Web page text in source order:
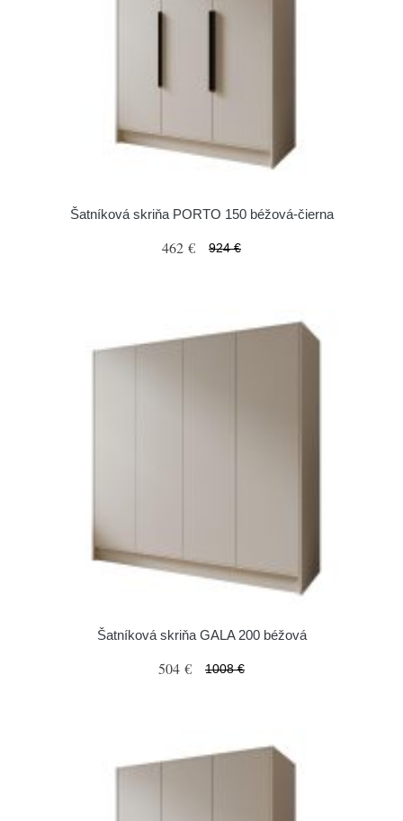
Šatníková skriňa PORTO 150 béžová-čierna
462 € 924 €
Šatníková skriňa GALA 200 béžová
504 € 1008 €